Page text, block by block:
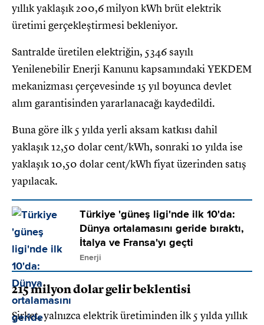
yıllık yaklaşık 200,6 milyon kWh brüt elektrik
üretimi gerçekleştirmesi bekleniyor.
Santralde üretilen elektriğin, 5346 sayılı
Yenilenebilir Enerji Kanunu kapsamındaki YEKDEM
mekanizması çerçevesinde 15 yıl boyunca devlet
alım garantisinden yararlanacağı kaydedildi.
Buna göre ilk 5 yılda yerli aksam katkısı dahil
yaklaşık 12,50 dolar cent/kWh, sonraki 10 yılda ise
yaklaşık 10,50 dolar cent/kWh fiyat üzerinden satış
yapılacak.
Türkiye 'güneş ligi'nde ilk 10'da:
Dünya ortalamasını geride bıraktı,
İtalya ve Fransa'yı geçti
Enerji
215 milyon dolar gelir beklentisi
Şirket, yalnızca elektrik üretiminden ilk 5 yılda yıllık